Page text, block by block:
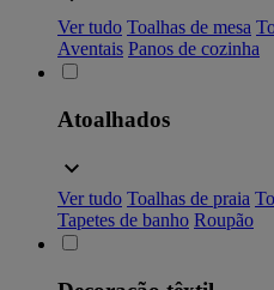
Ver tudo Toalhas de mesa
Aventais Panos de cozinha
Atoalhados
Ver tudo Toalhas de praia
Tapetes de banho Roupão